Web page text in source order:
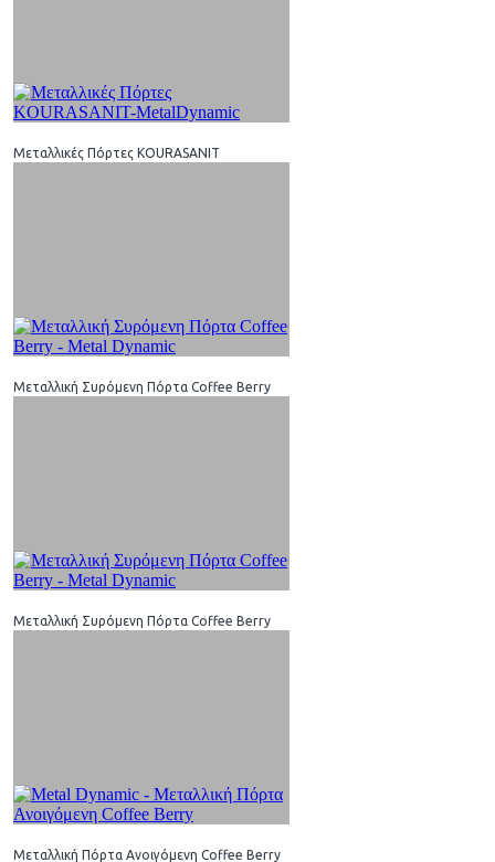
Μεταλλικές Πόρτες KOURASANIT
Μεταλλική Συρόμενη Πόρτα Coffee Berry
Μεταλλική Συρόμενη Πόρτα Coffee Berry
Μεταλλική Πόρτα Ανοιγόμενη Coffee Berry